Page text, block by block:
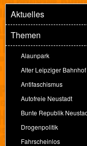
Aktuelles
Themen
Alaunpark
Alter Leipziger Bahnhof
Antifaschismus
Autofreie Neustadt
Bunte Republik
Drogenpolitik
Fahrscheinlos